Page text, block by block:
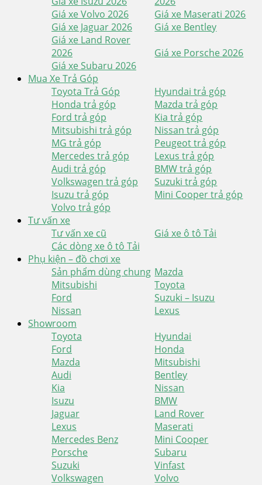
Giá xe Volvo 2026
Giá xe Maserati 2026
Giá xe Jaguar 2026
Giá xe Bentley
Giá xe Land Rover
2026
Giá xe Porsche 2026
Giá xe Subaru 2026
Mua Xe Trả Góp
Toyota Trả Góp
Hyundai trả góp
Honda trả góp
Mazda trả góp
Ford trả góp
Kia trả góp
Mitsubishi trả góp
Nissan trả góp
MG trả góp
Peugeot trả góp
Mercedes trả góp
Lexus trả góp
Audi trả góp
BMW trả góp
Volkswagen trả góp
Suzuki trả góp
Isuzu trả góp
Mini Cooper trả góp
Volvo trả góp
Tư vấn xe
Tư vấn xe cũ
Giá xe ô tô Tải
Các dòng xe ô tô Tải
Phụ kiện – đồ chơi xe
Sản phẩm dùng chung Mazda
Mitsubishi
Toyota
Ford
Suzuki – Isuzu
Nissan
Lexus
Showroom
Toyota
Hyundai
Ford
Honda
Mazda
Mitsubishi
Audi
Bentley
Kia
Nissan
Isuzu
BMW
Jaguar
Land Rover
Lexus
Maserati
Mercedes Benz
Mini Cooper
Porsche
Subaru
Suzuki
Vinfast
Volkswagen
Volvo